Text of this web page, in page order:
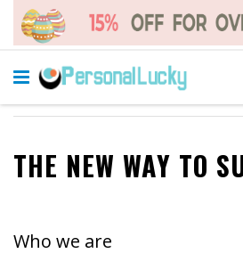
to
Content
THE NEW WAY TO
Who we are